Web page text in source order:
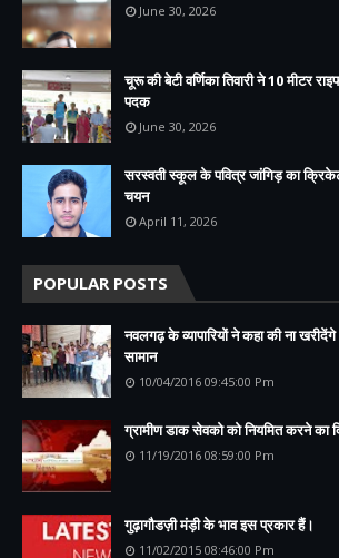
June 30, 2026
चूरू की बेटी वर्णिका तिवारी ने 10 मीटर
पदक
June 30, 2026
सरस्वती स्कूल के पवित्र जांगिड़ का
चयन
April 11, 2026
POPULAR POSTS
नवलगढ़ के व्यापारियों ने कहा की ना
सामान
10/04/2016 09:45:00 Pm
ग्रामीण डाक सेवको को नियमित करने का
11/19/2016 08:59:00 Pm
गुढ़ागौडज़ी मंड़ी के भाव इस प्रकार हैं।
11/02/2015 08:46:00 Pm